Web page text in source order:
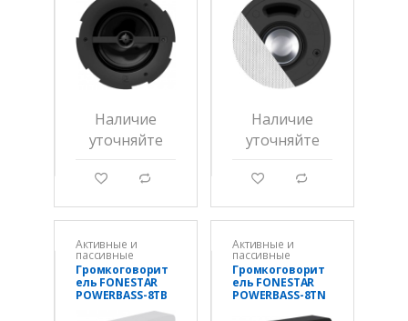
Наличие
уточняйте
g d
Наличие
уточняйте
g d
Активные и
пассивные
громкоговорител
и
Громкоговорит
ель FONESTAR
POWERBASS-8TB
Активные и
пассивные
громкоговорител
и
Громкоговорит
ель FONESTAR
POWERBASS-8TN